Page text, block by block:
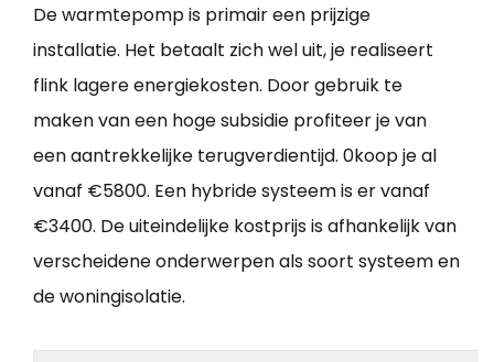
De warmtepomp is primair een prijzige
installatie. Het betaalt zich wel uit, je realiseert
flink lagere energiekosten. Door gebruik te
maken van een hoge subsidie profiteer je van
een aantrekkelijke terugverdientijd. 0koop je al
vanaf €5800. Een hybride systeem is er vanaf
€3400. De uiteindelijke kostprijs is afhankelijk van
verscheidene onderwerpen als soort systeem en
de woningisolatie.